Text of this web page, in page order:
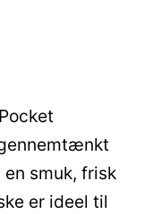
smuk, frisk
er ideel til